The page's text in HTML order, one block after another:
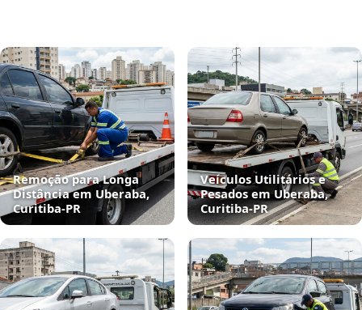
Remoção para Longa
Distância em Uberaba,
Curitiba‑PR
Veículos Utilitários e
Pesados em Uberaba,
Curitiba‑PR